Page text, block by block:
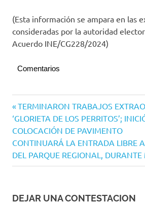
(Esta información se ampara en las
consideradas por la autoridad
Acuerdo INE/CG228/2024)
Comentarios
Navegación
de
entradas
Entrada
anterior:
TERMINARON TRABAJOS
‘GLORIETA DE LOS PERRITOS’;
COLOCACIÓN DE PAVIMENTO
Siguiente
entrada:
CONTINUARÁ LA ENTRADA LIBRE
DEL PARQUE REGIONAL, DURANTE
DEJAR UNA CONTESTACION